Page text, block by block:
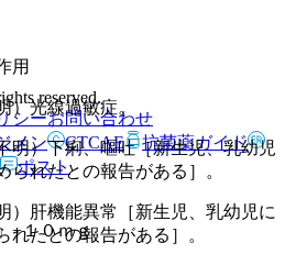
−１０ｍｇ
用
光線過敏症。
）下痢、嘔吐［新生児、乳幼児
れたとの報告がある］。
肝機能異常［新生児、乳幼児に
れたとの報告がある］。
reserved.
シーお問い合わせ
メン CTCAE
抗菌薬ガイド
ポスト